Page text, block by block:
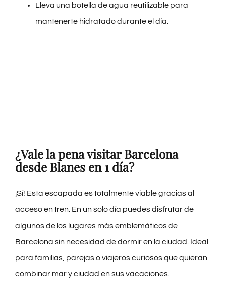
Lleva una botella de agua reutilizable para
mantenerte hidratado durante el día.
¿Vale la pena visitar Barcelona
desde Blanes en 1 día?
¡Sí! Esta escapada es totalmente viable gracias al
acceso en tren. En un solo día puedes disfrutar de
algunos de los lugares más emblemáticos de
Barcelona sin necesidad de dormir en la ciudad. Ideal
para familias, parejas o viajeros curiosos que quieran
combinar mar y ciudad en sus vacaciones.